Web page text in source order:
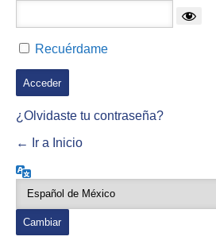
Recuérdame
¿Olvidaste tu contraseña?
← Ir a Inicio